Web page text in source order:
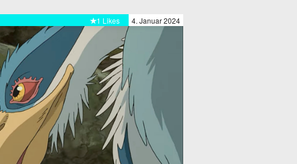
4. Januar 2024
1 Likes